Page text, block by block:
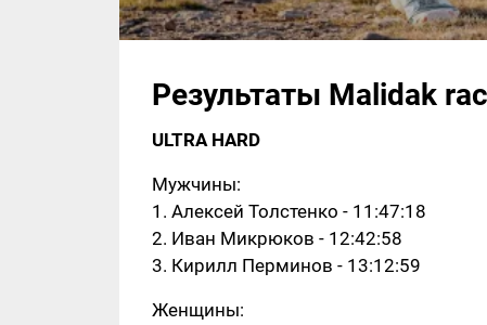
Результаты Malidak
ULTRA HARD
Мужчины:
1. Алексей Толстенко - 11:47:18
2. Иван Микрюков - 12:42:58
3. Кирилл Перминов - 13:12:59
Женщины: